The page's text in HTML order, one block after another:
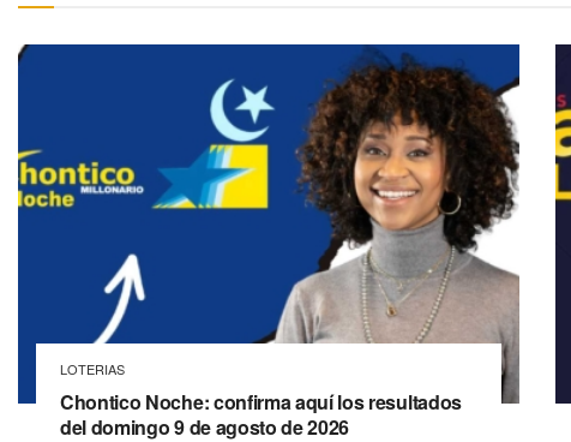
LOTERIAS
Chontico Noche: confirma aquí los resultados
del domingo 9 de agosto de 2026